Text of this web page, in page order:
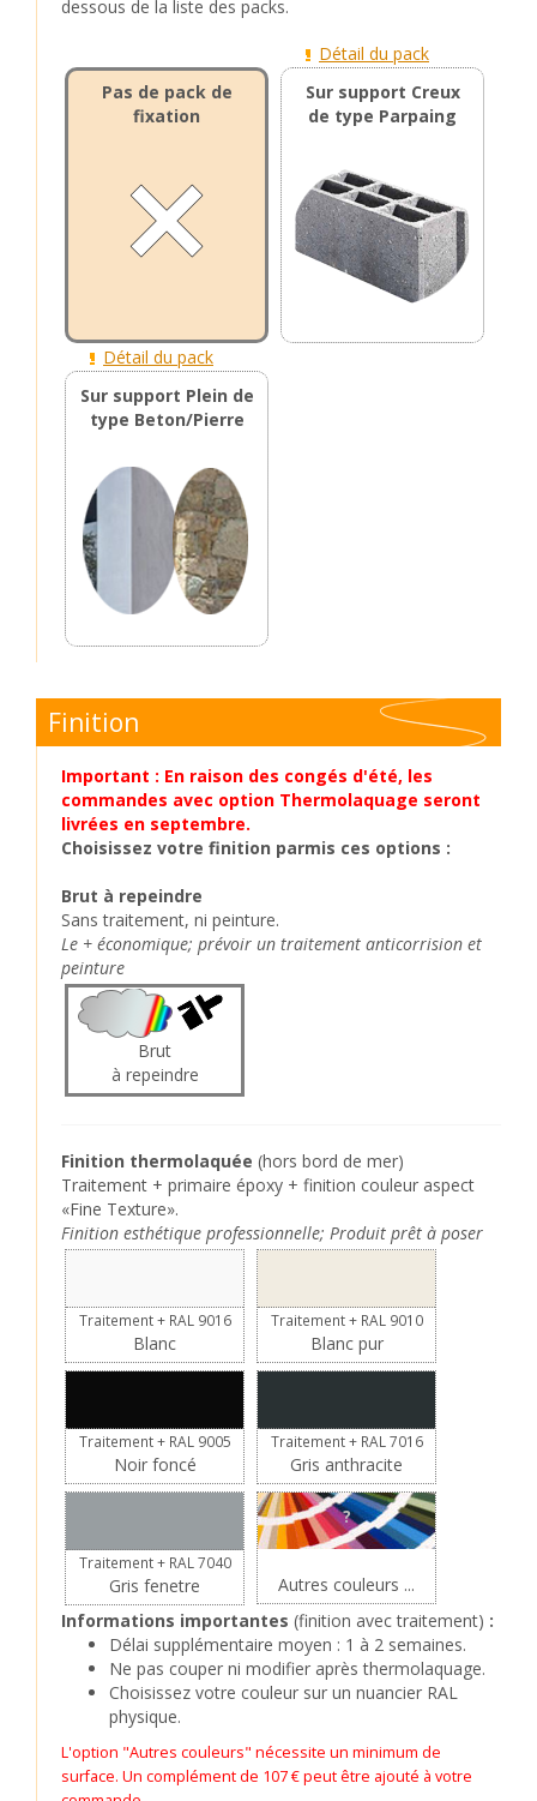
dessous de la liste des packs.
Pas de pack de
fixation
Détail du pack
Sur support Creux
de type Parpaing
Détail du pack
Sur support Plein de
type Beton/Pierre
Finition
Important : En raison des congés d'été, les
commandes avec option Thermolaquage seront
livrées en septembre.
Choisissez votre finition parmis ces options :
Brut à repeindre
Sans traitement, ni peinture.
Le + économique; prévoir un traitement anticorrision et
peinture
Brut
à repeindre
Finition thermolaquée (hors bord de mer)
Traitement + primaire époxy + finition couleur aspect
«Fine Texture».
Finition esthétique professionnelle; Produit prêt à poser
Traitement + RAL 9016
Blanc
Traitement + RAL 9010
Blanc pur
Traitement + RAL 9005
Noir foncé
Traitement + RAL 7016
Gris anthracite
Traitement + RAL 7040
Gris fenetre
?
Autres couleurs ...
Informations importantes (finition avec traitement) :
Délai supplémentaire moyen : 1 à 2 semaines.
Ne pas couper ni modifier après thermolaquage.
Choisissez votre couleur sur un nuancier RAL
physique.
L'option "Autres couleurs" nécessite un minimum de
surface. Un complément de 107 € peut être ajouté à votre